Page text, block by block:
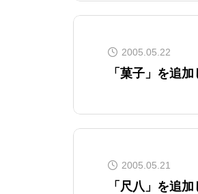
2005.05.22
「菓子」を追
2005.05.21
「尺八」を追